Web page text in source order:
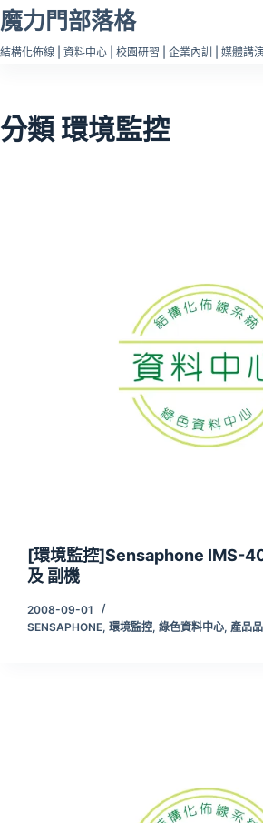
跳
至
主
容
魔力門部落格
結構化佈線 | 資料中心 | 校園研習 | 企業內訓 | 媒體講
分類環境監控
[環境監控]Sensaphone IMS-
及 副機
2008-09-01
SENSAPHONE, 環境監控, 綠色資料中心, 產品